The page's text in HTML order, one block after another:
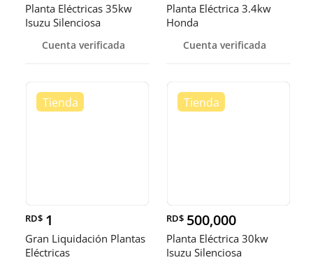
Planta Eléctricas 35kw
Isuzu Silenciosa
Cuenta verificada
Planta Eléctrica 3.4kw
Honda
Cuenta verificada
RD$ 1
Gran Liquidación Plantas
Eléctricas
RD$ 500,000
Planta Eléctrica 30kw
Isuzu Silenciosa